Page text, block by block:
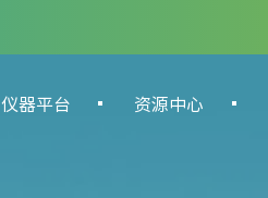
仪器平台 资源中心